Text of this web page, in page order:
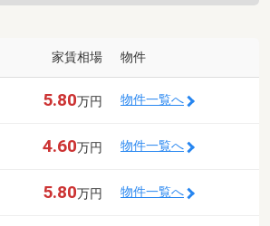
家賃相場 物件
5.80万円 物件一覧へ
4.60万円 物件一覧へ
5.80万円 物件一覧へ